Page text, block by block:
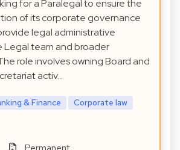
for a Paralegal to ensure the
of its corporate governance
legal administrative
team and broader
role involves owning Board and
activ…
& Finance
Corporate law